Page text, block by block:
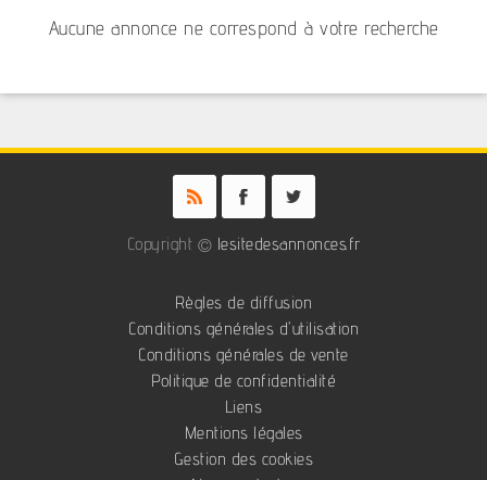
Aucune annonce ne correspond à votre recherche
Copyright © lesitedesannonces.fr
Règles de diffusion
Conditions générales d'utilisation
Conditions générales de vente
Politique de confidentialité
Liens
Mentions légales
Gestion des cookies